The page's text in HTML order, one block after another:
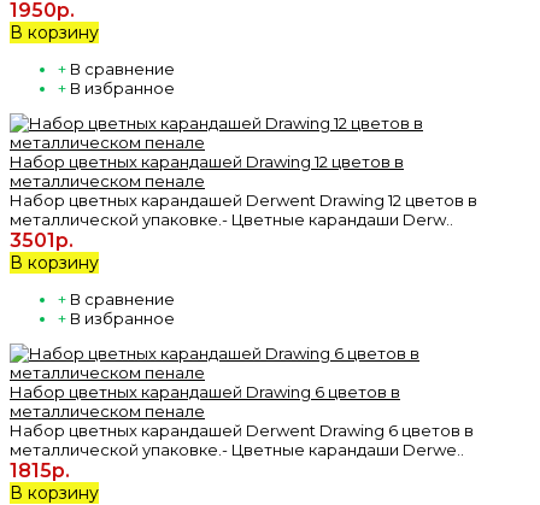
1950р.
В корзину
+ В сравнение
+ В избранное
Набор цветных карандашей Drawing 12 цветов в
металлическом пенале
Набор цветных карандашей Derwent Drawing 12 цветов в
металлической упаковке.- Цветные карандаши Derw..
3501р.
В корзину
+ В сравнение
+ В избранное
Набор цветных карандашей Drawing 6 цветов в
металлическом пенале
Набор цветных карандашей Derwent Drawing 6 цветов в
металлической упаковке.- Цветные карандаши Derwe..
1815р.
В корзину